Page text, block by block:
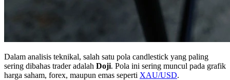
Dalam analisis teknikal, salah satu pola candlestick yang paling
sering dibahas trader adalah Doji. Pola ini sering muncul pada grafik
harga saham, forex, maupun emas seperti XAU/USD.